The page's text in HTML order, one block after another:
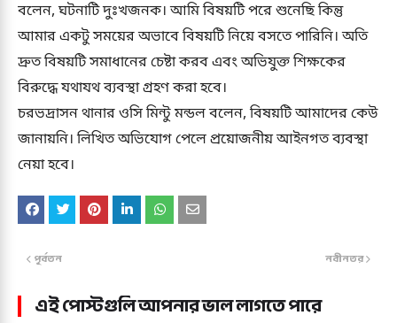
বলেন, ঘটনাটি দুঃখজনক। আমি বিষয়টি পরে শুনেছি কিন্তু
আমার একটু সময়ের অভাবে বিষয়টি নিয়ে বসতে পারিনি। অতি
দ্রুত বিষয়টি সমাধানের চেষ্টা করব এবং অভিযুক্ত শিক্ষকের
বিরুদ্ধে যথাযথ ব্যবস্থা গ্রহণ করা হবে।
চরভদ্রাসন থানার ওসি মিন্টু মন্ডল বলেন, বিষয়টি আমাদের কেউ
জানায়নি। লিখিত অভিযোগ পেলে প্রয়োজনীয় আইনগত ব্যবস্থা
নেয়া হবে।
নবীনতর
পূর্বতন
এই পোস্টগুলি আপনার ভাল লাগতে পারে